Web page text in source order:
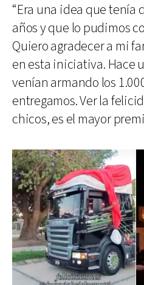
“Era una idea que tenía
años y que lo pudimos
Quiero agradecer a mi
en esta iniciativa. Hace
venían armando los
entregamos. Ver la
chicos, es el mayor